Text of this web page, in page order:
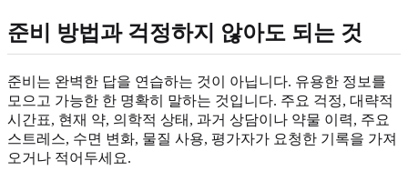
준비 방법과 걱정하지 않아도 되는 것
준비는 완벽한 답을 연습하는 것이 아닙니다. 유용한 정보를
모으고 가능한 한 명확히 말하는 것입니다. 주요 걱정, 대략적
시간표, 현재 약, 의학적 상태, 과거 상담이나 약물 이력, 주요
스트레스, 수면 변화, 물질 사용, 평가자가 요청한 기록을 가져
오거나 적어두세요.